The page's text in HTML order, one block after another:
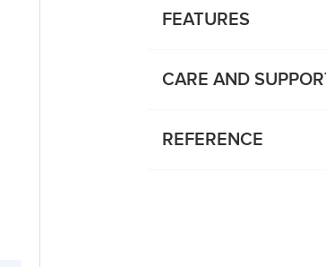
FEATURES
CARE AND
REFERENCE